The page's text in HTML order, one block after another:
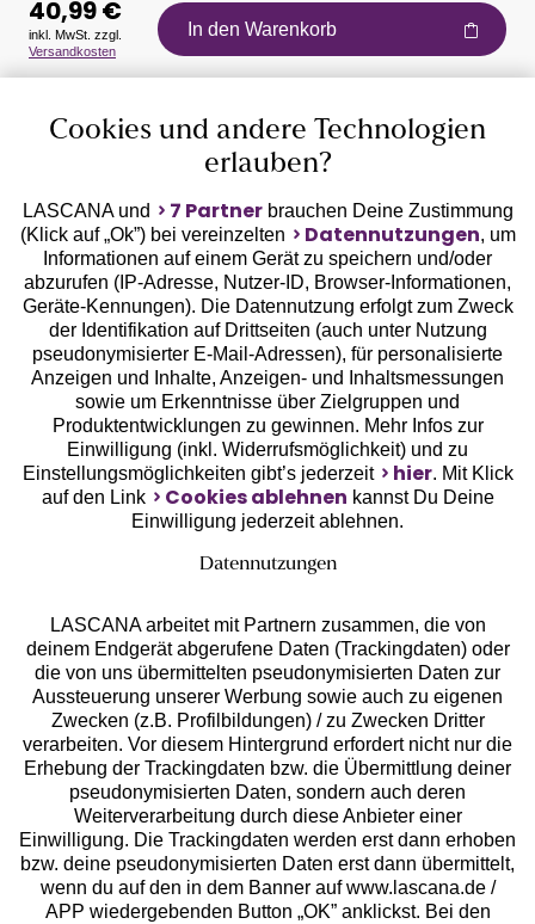
Auszeichnungen
Geprüfte Sicherheit
Unsere Apps
Services
Beratung
Über uns
Rechtliches
40,99 €
inkl. MwSt. zzgl.
Versandkosten
In den Warenkorb
Cookies und andere Technologien
erlauben?
LASCANA und 7 Partnerbrauchen Deine Zustimmung
(Klick auf „Ok”) bei vereinzelten
Datennutzungen, um
Informationen auf einem Gerät zu speichern und/oder
abzurufen (IP-Adresse, Nutzer-ID, Browser-Informationen,
Geräte-Kennungen). Die Datennutzung erfolgt zum Zweck
der Identifikation auf Drittseiten (auch unter Nutzung
pseudonymisierter E-Mail-Adressen), für personalisierte
Anzeigen und Inhalte, Anzeigen- und Inhaltsmessungen
sowie um Erkenntnisse über Zielgruppen und
Produktentwicklungen zu gewinnen. Mehr Infos zur
Einwilligung (inkl. Widerrufsmöglichkeit) und zu
Einstellungsmöglichkeiten gibt’s jederzeit
hier. Mit Klick
auf den Link
Cookies ablehnen kannst Du Deine
Einwilligung jederzeit ablehnen.
Datennutzungen
LASCANA arbeitet mit Partnern zusammen, die von
deinem Endgerät abgerufene Daten (Trackingdaten) oder
die von uns übermittelten pseudonymisierten Daten zur
Aussteuerung unserer Werbung sowie auch zu eigenen
Zwecken (z.B. Profilbildungen) / zu Zwecken Dritter
verarbeiten. Vor diesem Hintergrund erfordert nicht nur die
Erhebung der Trackingdaten bzw. die Übermittlung deiner
pseudonymisierten Daten, sondern auch deren
Weiterverarbeitung durch diese Anbieter einer
Einwilligung. Die Trackingdaten werden erst dann erhoben
bzw. deine pseudonymisierten Daten erst dann übermittelt,
wenn du auf den in dem Banner auf www.lascana.de /
APP wiedergebenden Button „OK” anklickst. Bei den